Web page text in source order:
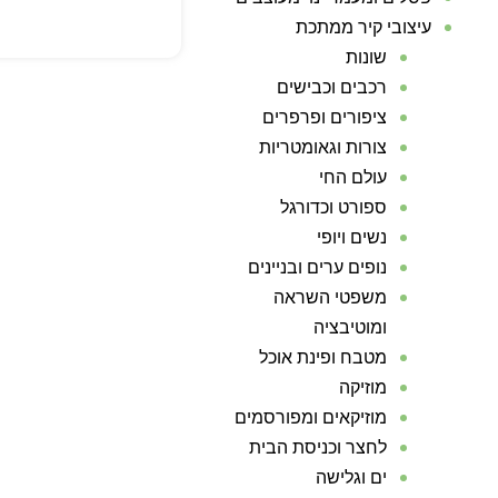
עיצובי קיר ממתכת
שונות
רכבים וכבישים
ציפורים ופרפרים
צורות וגאומטריות
עולם החי
ספורט וכדורגל
נשים ויופי
נופים ערים ובניינים
משפטי השראה
ומוטיבציה
מטבח ופינת אוכל
מוזיקה
מוזיקאים ומפורסמים
לחצר וכניסת הבית
ים וגלישה